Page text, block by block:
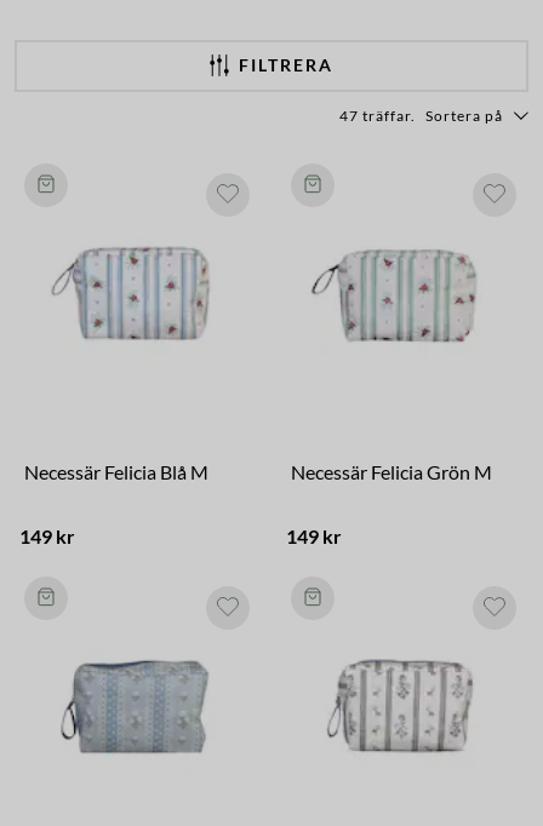
FILTRERA
47 träffar Sortera på
Necessär Felicia Blå M
149 kr
Necessär Felicia Grön M
149 kr